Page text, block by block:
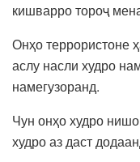
кишварро тороҷ
Онҳо террористоне
аслу насли худро
намегузоранд.
Чун онҳо худро
худро аз даст